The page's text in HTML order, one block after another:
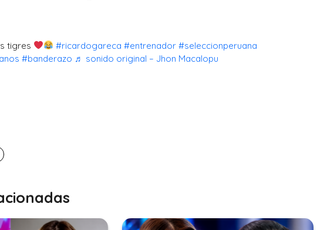
tigres #ricardogareca #entrenador #seleccionperuana
#banderazo ♬ sonido original – Jhon Macalopu